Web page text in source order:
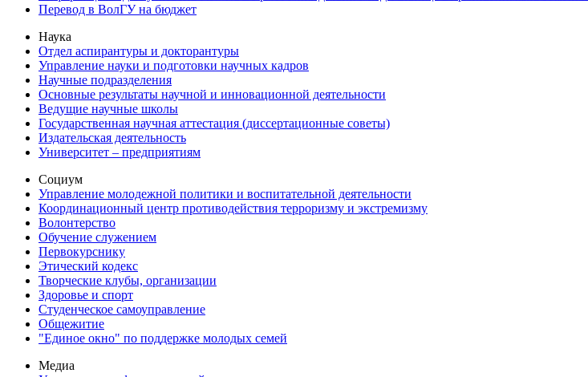
Перевод в ВолГУ на бюджет
Наука
Отдел аспирантуры и докторантуры
Управление науки и подготовки научных кадров
Научные подразделения
Основные результаты научной и инновационной деятельности
Ведущие научные школы
Государственная научная аттестация (диссертационные советы)
Издательская деятельность
Университет – предприятиям
Социум
Управление молодежной политики и воспитательной деятельности
Координационный центр противодействия терроризму и экстремизму
Волонтерство
Обучение служением
Первокурснику
Этический кодекс
Творческие клубы, организации
Здоровье и спорт
Студенческое самоуправление
Общежитие
"Единое окно" по поддержке молодых семей
Медиа